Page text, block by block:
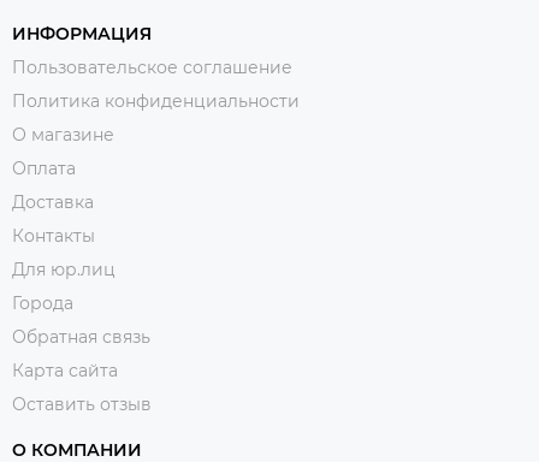
ИНФОРМАЦИЯ
Пользовательское соглашение
Политика конфиденциальности
О магазине
Оплата
Доставка
Контакты
Для юр.лиц
Города
Обратная связь
Карта сайта
Оставить отзыв
О КОМПАНИИ